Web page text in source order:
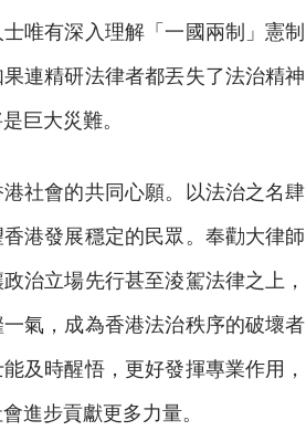
唯有深入理解「一國兩制」憲
連精研法律者都丟失了法治精
巨大災難。
社會的共同心願。以法治之名
港發展穩定的民眾。奉勸大律
治立場先行甚至淩駕法律之上
一氣，成為香港法治秩序的破壞
及時醒悟，更好發揮專業作用
進步貢獻更多力量。